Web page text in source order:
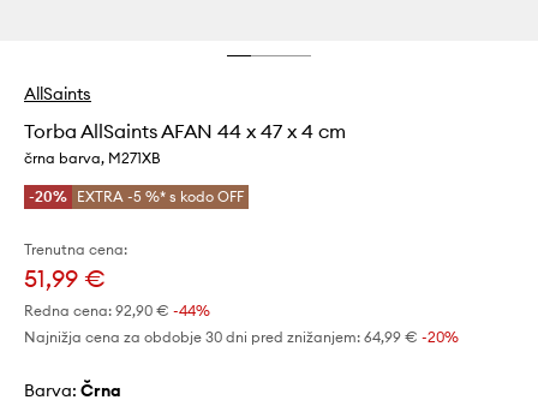
AllSaints
Torba AllSaints AFAN 44 x 47 x 4 cm
črna barva, M271XB
-20% EXTRA -5 %* s kodo OFF
Trenutna cena:
51,99 €
Redna cena: 92,90 € -44%
Najnižja cena za obdobje 30 dni pred znižanjem: 64,99 € -20%
Barva: črna